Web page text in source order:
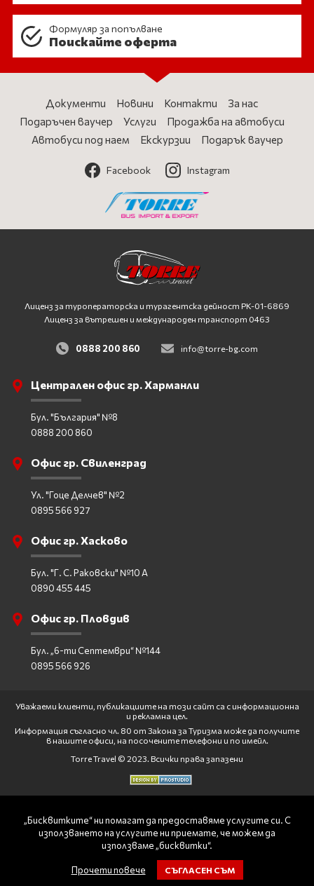
Формуляр за попълване
Поискайте оферта
Документи Новини Контакти
За нас
Подаръчен ваучер
Услуги
Продажба на автобуси
Автобуси под наем
Екскурзии Подарък ваучер
Facebook Instagram
Лиценз за туроператорска и турагентска дейност PK-01-6869
Лиценз за вътрешен и международен транспорт 0463
0888 200 860 info@torre-bg.com
Централен офис гр. Харманли
Бул. "България" №8
0888 200 860
Офис гр. Свиленград
Ул. "Гоце Делчев" №2
0895 566 927
Офис гр. Хасково
Бул. "Г. С. Раковски" №10 А
0890 455 445
Офис гр. Пловдив
Бул. „6-ти Септември“ №144
0895 566 926
Уважаеми клиенти, публикациите на този сайт са с информационна
и рекламна цел.
Информация съгласно чл. 80 от Закона за Туризма може да получите
в нашите офиси, на посочените телефони и по имейл.
Torre Travel © 2023. Всички права запазени
„Бисквитките“ ни помагат да предоставяме услугите си. С
използването на услугите ни приемате, че можем да
използваме „бисквитки“.
Прочети повече СЪГЛАСЕН СЪМ